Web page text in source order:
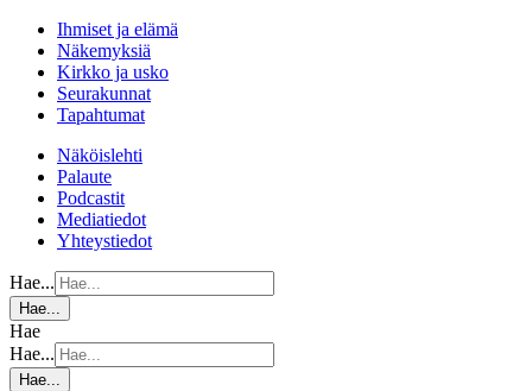
Ihmiset ja elämä
Näkemyksiä
Kirkko ja usko
Seurakunnat
Tapahtumat
Näköislehti
Palaute
Podcastit
Mediatiedot
Yhteystiedot
Hae...
Hae...
Hae
Hae...
Hae...